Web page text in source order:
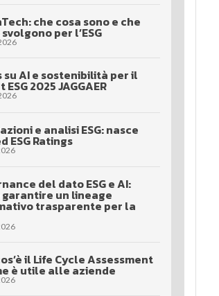
che cosa sono e che
per l’ESG
su AI e sostenibilità per il
2025 JAGGAER
e analisi ESG: nasce
ESG Ratings
del dato ESG e AI:
un lineage
trasparente per la
il Life Cycle Assessment
è utile alle aziende